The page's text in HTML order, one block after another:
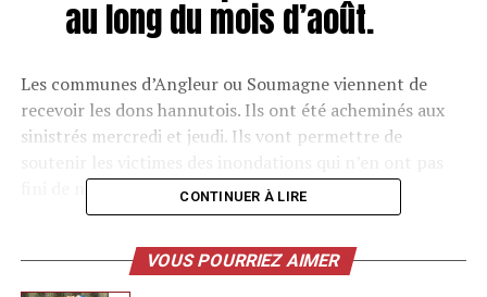
au long du mois d’août.
Les communes d’Angleur ou Soumagne viennent de
recevoir les dons hannutois. Ils ont été acheminés aux
sinistrés mercredi et jeudi. Ils vont permettre de
fini de nettoyer et réparer.
Hannut
CONTINUER À LIRE
VOUS POURRIEZ AIMER